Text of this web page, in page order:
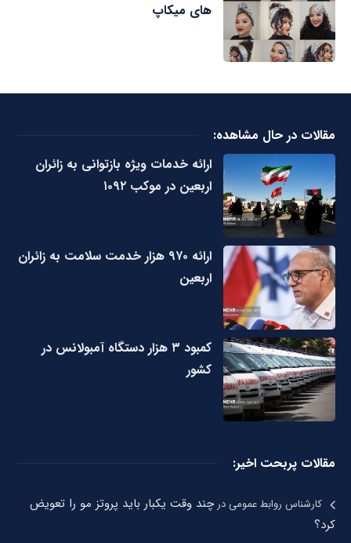
های میکاپ
مقالات در حال مشاهده:
ارائه خدمات ویژه بازتوانی به زائران
اربعین در موکب ۱۰۹۲
ارائه ۹۷۰ هزار خدمت سلامت به زائران
اربعین
کمبود ۳ هزار دستگاه آمبولانس در
کشور
مقالات پربحت اخیر:
کارشناس روابط عمومیدرچند وقت یکبار باید پروتز مو را تعویض
کرد؟